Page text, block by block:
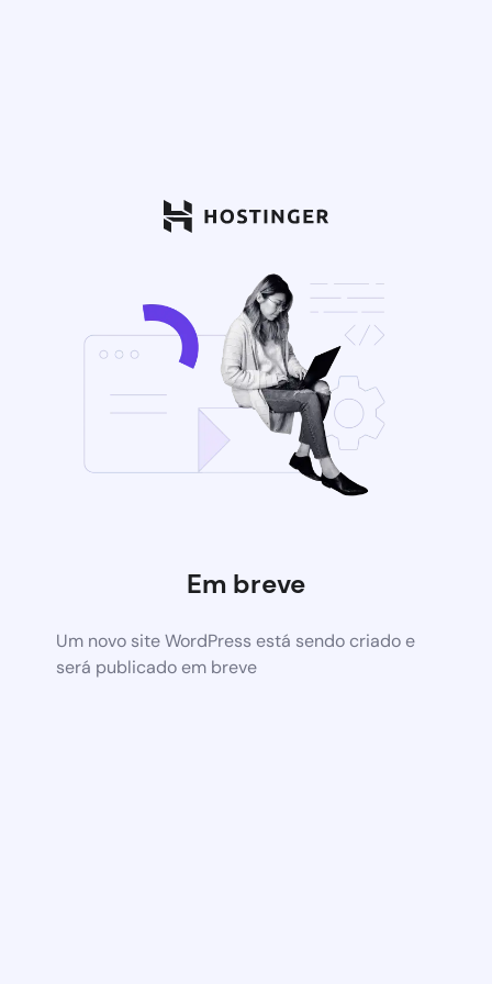
Em breve
Um novo site WordPress está sendo criado e
será publicado em breve